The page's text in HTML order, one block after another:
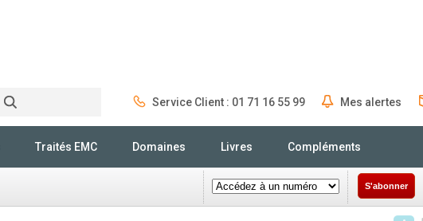
Service Client : 01 71 16 55 99 Mes alertes
Traités EMC Domaines Livres Compléments
S'abonner